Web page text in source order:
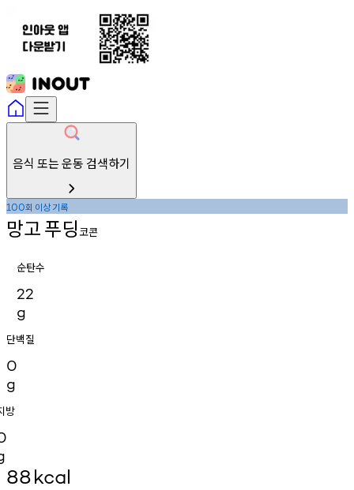
음식 또는 운동 검색하기
100회 이상기록
망고푸딩코콘
순탄수
22
g
단백질
0
g
방
88kcal